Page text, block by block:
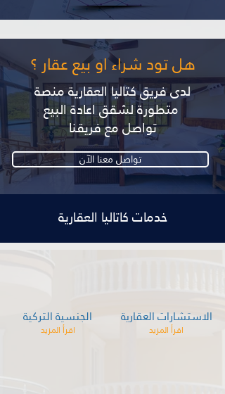
هل تود شراء او بيع عقار ؟
لدى فريق كتاليا العقارية منصة
تواصل مع فريقنا
تواصل معنا الآن
خدمات كاتاليا العقارية
الجنسية التركية
اقرأ المزيد
الاستشارات العقارية
اقرأ المزيد